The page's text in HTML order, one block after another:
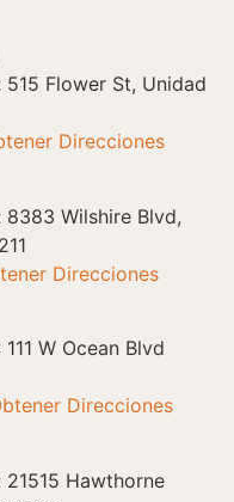
Flower St, Unidad
Direcciones
Wilshire Blvd,
Direcciones
W Ocean Blvd
Direcciones
Hawthorne